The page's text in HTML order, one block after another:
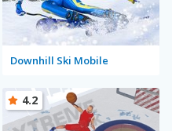
Downhill Ski Mobile
4.2